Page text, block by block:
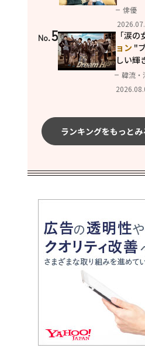
い」ハ
暑さ対
俳優
No.5 「涙の
ョン "
しい輝
る...
共演の
韓流・
ランキングをもっとみ